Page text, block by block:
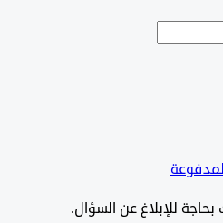
للإبلاغ عن السؤال.